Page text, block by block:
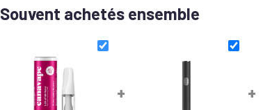
Souvent achetés ensemble
+ +